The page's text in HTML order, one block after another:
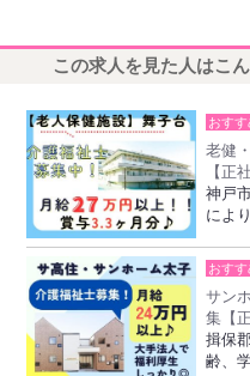
この求人を見た人はこ
おすす
老健
【正
神戸
によ
おすす
サン
集【
揖保
齢、